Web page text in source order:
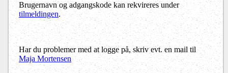
Brugernavn og adgangskode kan rekvireres under
tilmeldingen.
Har du problemer med at logge på, skriv evt. en mail til
Maja Mortensen